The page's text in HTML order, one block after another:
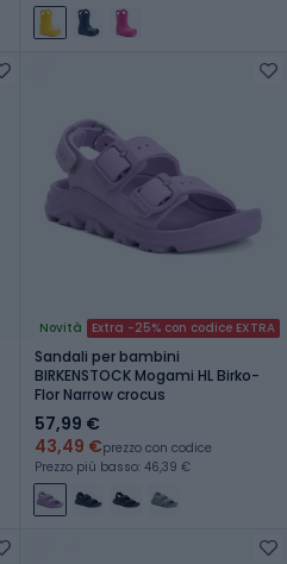
Novità Extra -25% con codice EXTRA
Sandali per bambini
BIRKENSTOCK Mogami HL Birko-
Flor Narrow crocus
57,99 €
43,49 €prezzo con codice
Prezzo più basso: 46,39 €